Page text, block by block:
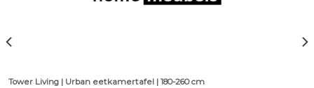
Tower Living | Urban eetkamertafel | 180-260 cm